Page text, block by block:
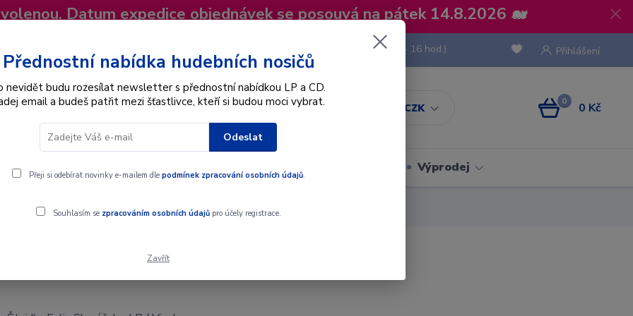
Datum expedice objednávek se posouvá na pátek 14.8.2026 🐋
CZK
Přihlášení
Hledat
(Po-Pá, 8 - 16 hod.)
0 0 Kč
Interpret Dárkové poukazy Výprodej
- Felix Slováček - LP / Vinyl
- Felix Slováček - LP / Vinyl
Přednostní nabídka hudebních nosičů
nevidět budu rozesílat newsletter s přednostní nabídkou LP a CD.
email a budeš patřit mezi šťastlivce, kteří si budou moci vybrat.
Odeslat
Přeji si odebírat novinky e-mailem dle podmínek zpracování osobních údajů.
Souhlasím se zpracováním osobních údajůpro účely registrace.
Zavřít